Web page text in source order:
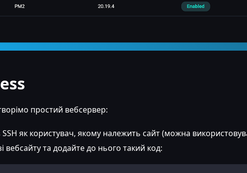
простий вебсервер:
SSH як користувач, якому належить сайт (можна
вебсайту та додайте до нього такий код: